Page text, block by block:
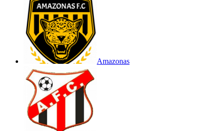
Amazonas